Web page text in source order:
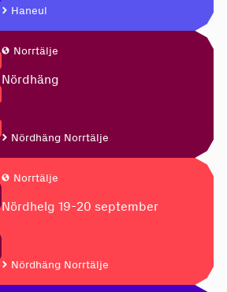
Haneul
Norrtälje
Nördhäng
Nördhäng Norrtälje
Norrtälje
Nördhelg 19-20 september
Nördhäng Norrtälje